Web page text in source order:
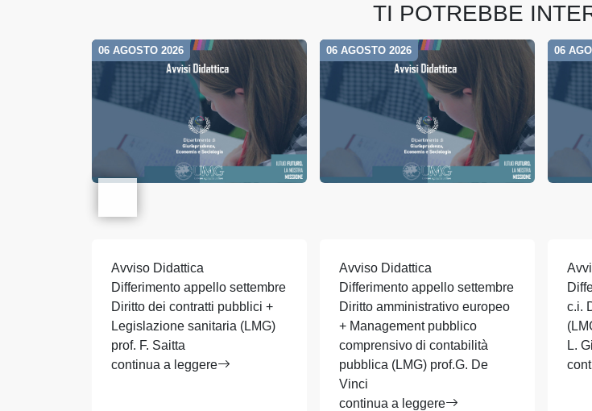
TI POTREBBE
06 AGOSTO 2026
Avviso Didattica
Differimento appello settembre
Diritto dei contratti pubblici +
Legislazione sanitaria (LMG)
prof. F. Saitta
continua a leggere
06 AGOSTO 2026
Avviso Didattica
Differimento appello settembre
Diritto amministrativo europeo
+ Management pubblico
comprensivo di contabilità
pubblica (LMG) prof.G. De
Vinci
continua a leggere
06
c.i.
L.